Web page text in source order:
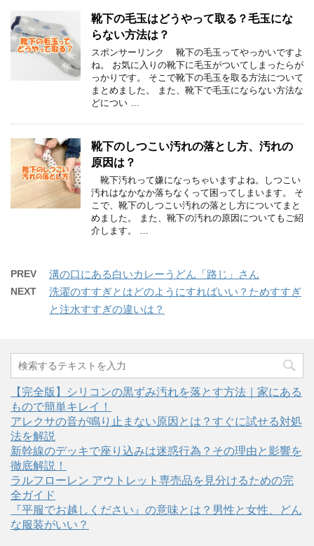
靴下の毛玉はどうやって取る？毛玉にな
らない方法は？
スポンサーリンク 靴下の毛玉ってやっかいですよ
ね。 お気に入りの靴下に毛玉がついてしまったらが
っかりです。 そこで靴下の毛玉を取る方法について
まとめました。 また、靴下で毛玉にならない方法な
どについ …
靴下のしつこい汚れの落とし方、汚れの
原因は？
靴下汚れって嫌になっちゃいますよね。しつこい
汚れはなかなか落ちなくって困ってしまいます。 そ
こで、靴下のしつこい汚れの落とし方についてまと
めました。 また、靴下の汚れの原因についてもご紹
介します。 …
PREV 溝の口にある白いカレーうどん「路じ」さん
NEXT
洗濯のすすぎとはどのようにすればいい？ためすすぎ
と注水すすぎの違いは？
【完全版】シリコンの黒ずみ汚れを落とす方法｜家にある
もので簡単キレイ！
アレクサの音が鳴り止まない原因とは？すぐに試せる対処
法を解説
新幹線のデッキで座り込みは迷惑行為？その理由と影響を
徹底解説！
ラルフローレン アウトレット専売品を見分けるための完
全ガイド
『平服でお越しください』の意味とは？男性と女性、どん
な服装がいい？